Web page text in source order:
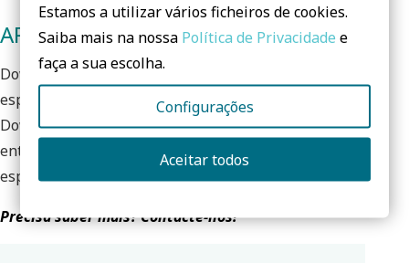
APLICAÇÕES
Downlight ideal para aplicações de escritório,
especialmente para locais de trabalho com monitores. O
Downlight UGR19 também é a escolha adequada para
entradas e corredores, casas de banho, cozinhas e
espaços exteriores abrigadas devido ao IP54.
Precisa saber mais? Contacte-nos!
Estamos a utilizar vários ficheiros de cookies.
Saiba mais na nossa Política de Privacidade e
faça a sua escolha.
Configurações
Aceitar todos